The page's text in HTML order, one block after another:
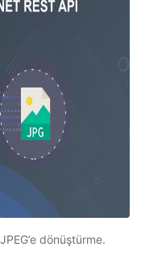
dönüştürme.